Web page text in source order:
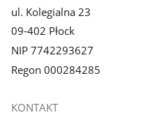
ul. Kolegialna 23
09-402 Płock
NIP 7742293627
Regon 000284285
KONTAKT